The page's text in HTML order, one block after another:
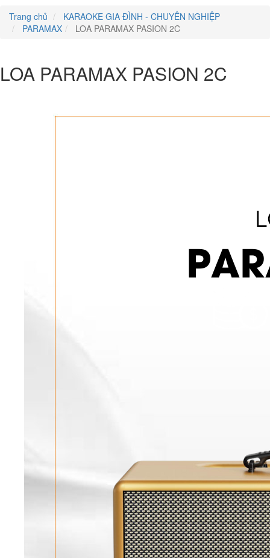
Trang chủ
KARAOKE GIA ĐÌNH - CHUYÊN NGHIỆP
PARAMAX
LOA PARAMAX PASION 2C
LOA PARAMAX PASION 2C